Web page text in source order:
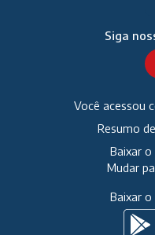
Siga
Você acessou
Resumo
Baixar
Mudar
Baixar